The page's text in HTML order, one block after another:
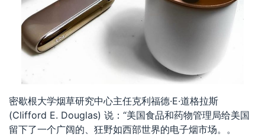
密歇根大学烟草研究中心主任克利福德·E·道格拉斯
(Clifford E. Douglas) 说：“美国食品和药物管理局给美国
留下了一个广阔的、狂野如西部世界的电子烟市场。。